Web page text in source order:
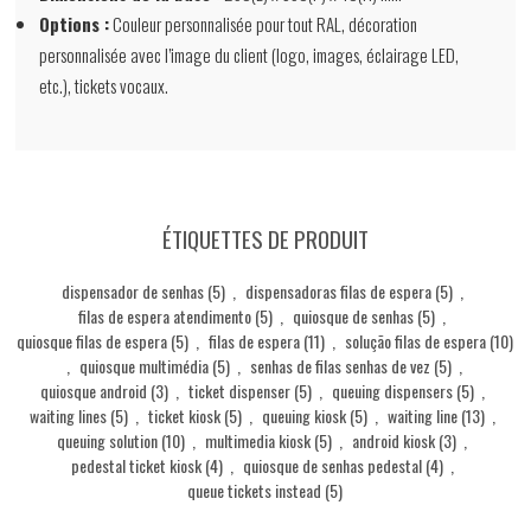
Options :Couleur personnalisée pour tout RAL, décoration
personnalisée avec l’image du client (logo, images, éclairage LED,
etc.), tickets vocaux.
ÉTIQUETTES DE PRODUIT
dispensador de senhas(5) , dispensadoras filas de espera(5) ,
filas de espera atendimento(5) , quiosque de senhas(5) ,
quiosque filas de espera(5) , filas de espera(11) , solução filas de espera(10)
, quiosque multimédia(5) , senhas de filas senhas de vez (5) ,
quiosque android (3) , ticket dispenser(5) , queuing dispensers(5) ,
waiting lines(5) , ticket kiosk(5) , queuing kiosk(5) , waiting line(13) ,
queuing solution(10) , multimedia kiosk(5) , android kiosk(3) ,
pedestal ticket kiosk(4) , quiosque de senhas pedestal(4) ,
queue tickets instead (5)